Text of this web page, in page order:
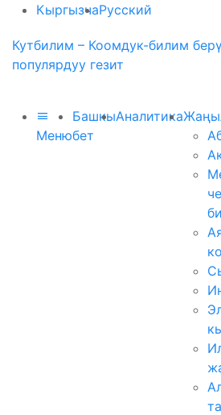
КыргызчаРусский
Кутбилим – Коомдук-билим
популярдуу гезит
Меню
Башкы
бет
Аналитика